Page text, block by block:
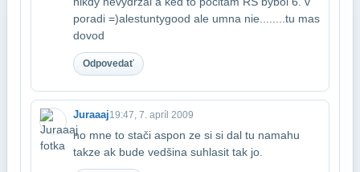
poradi =)alestuntygood ale umna nie........tu mas
dovod
Odpovedať
Juraaaj19:47, 7. apríl 2009
no mne to stači aspon ze si si dal tu namahu
takze ak bude vedšina suhlasit tak jo.